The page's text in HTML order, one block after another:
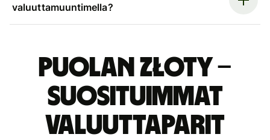
valuuttamuuntimella?
Puolan złoty –
suosituimmat
valuuttaparit